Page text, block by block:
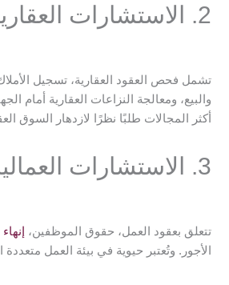
2. الاستشارات العقارية
تشمل فحص العقود العقارية، تسجيل
والبيع، ومعالجة النزاعات العقارية أمام
أكثر المجالات طلبًا نظرًا لازدهار السوق
3. الاستشارات العمالية
تتعلق بعقود العمل، حقوق الموظفين،
الأجور. وتُعتبر حيوية في بيئة العمل